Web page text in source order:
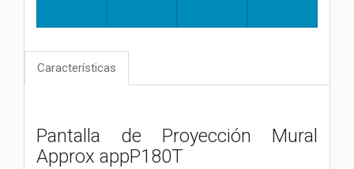
Características
Pantalla de Proyección Mural
Approx appP180T